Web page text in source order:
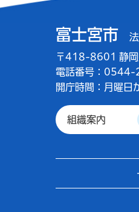
富士宮市
〒418-8601 静岡
電話番号：
開庁時間： 月曜日
組織案内